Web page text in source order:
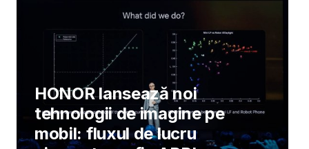
HONOR lansează noi
tehnologii de imagine pe
mobil: fluxul de lucru